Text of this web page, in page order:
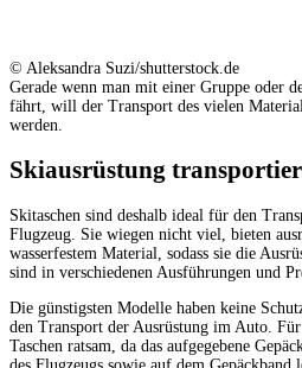
© Aleksandra Suzi/shutterstock.de
Gerade wenn man mit einer Gruppe oder
fährt, will der Transport des vielen
werden.
Skiausrüstung
Skitaschen sind deshalb ideal für den
Flugzeug. Sie wiegen nicht viel, bieten
wasserfestem Material, sodass sie die
sind in verschiedenen Ausführungen und
Die günstigsten Modelle haben keine
den Transport der Ausrüstung im Auto.
Taschen ratsam, da das aufgegebene